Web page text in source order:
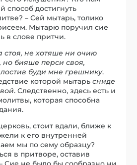
способ достигнуть
– Сей мытарь, толико
Мытарю поручил сие
в слове притчи.
стоя, не хотяше ни очию
но бияше перси своя,
буди мне грешнику.
которой мытарьсниде
. Следственно, здесь есть и
которая способна
стоит вдали, ближе к
к его внутренней
мы по сему образцу?
в притворе, оставив